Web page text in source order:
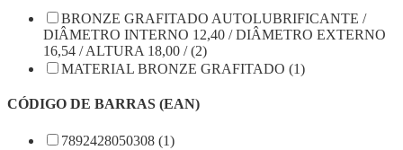
BRONZE GRAFITADO AUTOLUBRIFICANTE /
DIÂMETRO INTERNO 12,40 / DIÂMETRO EXTERNO
16,54 / ALTURA 18,00 / (2)
MATERIAL BRONZE GRAFITADO (1)
CÓDIGO DE BARRAS (EAN)
7892428050308 (1)